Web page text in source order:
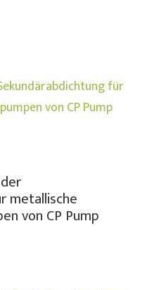
metallische
von CP Pump